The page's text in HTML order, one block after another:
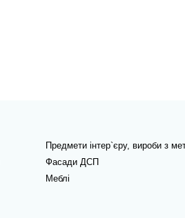
Предмети інтер`єру, вироби з
Фасади ДСП
Меблі